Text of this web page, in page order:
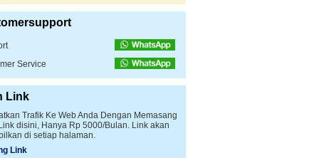
Service
Link
Trafik Ke Web Anda Dengan Memasang
disini, Hanya Rp 5000/Bulan. Link akan
di setiap halaman.
Link